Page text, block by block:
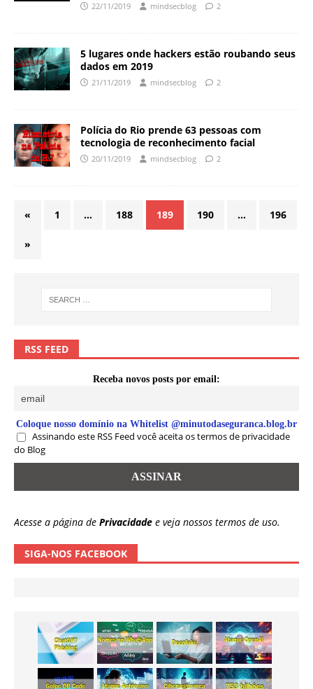
22/11/2019 mindsecblog 2
5 lugares onde hackers estão roubando seus
dados em 2019
21/11/2019 mindsecblog 2
Polícia do Rio prende 63 pessoas com
tecnologia de reconhecimento facial
20/11/2019 mindsecblog 2
« 1 … 188 189 190 … 196
»
RSS FEED
Receba novos posts por email:
Coloque nosso domínio na Whitelist @minutodaseguranca.blog.br
Assinando este RSS Feed você aceita os termos de privacidade
do Blog
Acesse a página de Privacidade e veja nossos termos de uso.
SIGA-NOS FACEBOOK